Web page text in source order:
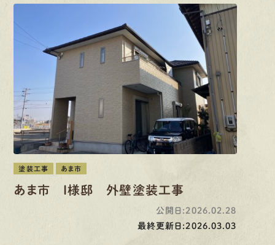
塗装工事 あま市
あま市 I様邸 外壁塗装工事
公開日:2026.02.28
最終更新日:2026.03.03